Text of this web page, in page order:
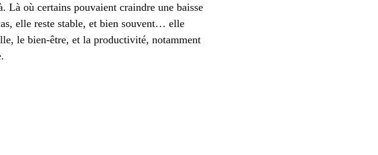
où certains pouvaient craindre une baisse
elle reste stable, et bien souvent… elle
le bien-être, et la productivité, notamment